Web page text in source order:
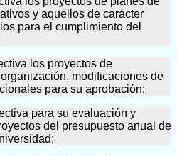
y aquellos de carácter
para el cumplimiento del
los proyectos de
modificaciones de
para su aprobación;
para su evaluación y
del presupuesto anual de